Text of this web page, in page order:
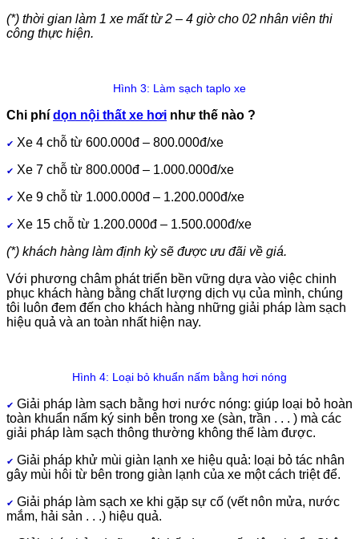
(*) thời gian làm 1 xe mất từ 2 – 4 giờ cho 02 nhân viên thi
công thực hiện.
Hình 3: Làm sạch taplo xe
Chi phí dọn nội thất xe hơi như thế nào ?
✔ Xe 4 chỗ từ 600.000đ – 800.000đ/xe
✔ Xe 7 chỗ từ 800.000đ – 1.000.000đ/xe
✔ Xe 9 chỗ từ 1.000.000đ – 1.200.000đ/xe
✔ Xe 15 chỗ từ 1.200.000đ – 1.500.000đ/xe
(*) khách hàng làm định kỳ sẽ được ưu đãi về giá.
Với phương châm phát triển bền vững dựa vào việc chinh
phục khách hàng bằng chất lượng dịch vụ của mình, chúng
tôi luôn đem đến cho khách hàng những giải pháp làm sạch
hiệu quả và an toàn nhất hiện nay.
Hình 4: Loại bỏ khuẩn nấm bằng hơi nóng
✔ Giải pháp làm sạch bằng hơi nước nóng: giúp loại bỏ hoàn
toàn khuẩn nấm ký sinh bên trong xe (sàn, trần . . . ) mà các
giải pháp làm sạch thông thường không thể làm được.
✔ Giải pháp khử mùi giàn lạnh xe hiệu quả: loại bỏ tác nhân
gây mùi hôi từ bên trong giàn lạnh của xe một cách triệt để.
✔ Giải pháp làm sạch xe khi gặp sự cố (vết nôn mửa, nước
mắm, hải sản . . .) hiệu quả.